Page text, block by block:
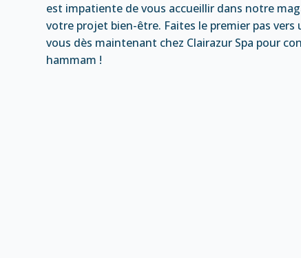
est impatiente de vous accueillir dans notre
votre projet bien-être. Faites le premier pas
vous dès maintenant chez Clairazur Spa pour
hammam !